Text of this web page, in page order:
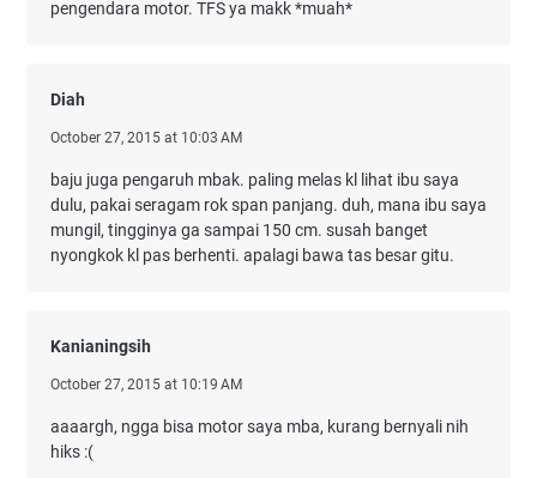
pengendara motor. TFS ya makk *muah*
Diah
October 27, 2015 at 10:03 AM
baju juga pengaruh mbak. paling melas kl lihat ibu saya
dulu, pakai seragam rok span panjang. duh, mana ibu saya
mungil, tingginya ga sampai 150 cm. susah banget
nyongkok kl pas berhenti. apalagi bawa tas besar gitu.
Kanianingsih
October 27, 2015 at 10:19 AM
aaaargh, ngga bisa motor saya mba, kurang bernyali nih
hiks :(